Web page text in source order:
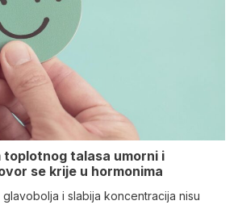
toplotnog talasa umorni i
se krije u hormonima
i slabija koncentracija nisu